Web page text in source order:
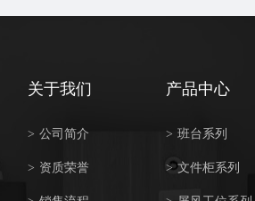
关于我们
> 公司简介
> 资质荣誉
产品中心
> 班台系列
> 文件柜系列